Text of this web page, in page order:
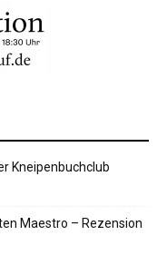
Kneipenbuchclub
Maestro – Rezension